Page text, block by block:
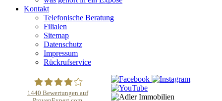
Kontakt
Telefonische Beratung
Filialen
Sitemap
Datenschutz
Impressum
Rückrufservice
1440 Bewertungen auf